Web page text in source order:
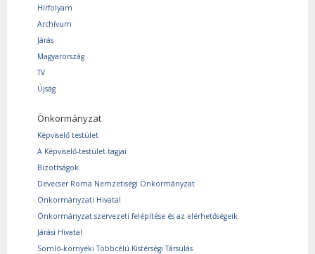
Hírfolyam
Archívum
Járás
Magyarország
TV
Újság
Önkormányzat
Képviselő testület
A Képviselő-testület tagjai
Bizottságok
Devecser Roma Nemzetiségi Önkormányzat
Önkormányzati Hivatal
Önkormányzat szervezeti felépítése és az elérhetőségeik
Járási Hivatal
Somló-környéki Többcélú Kistérségi Társulás